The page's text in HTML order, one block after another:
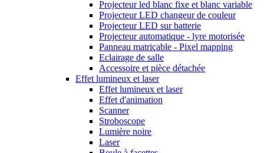
Projecteur led blanc fixe et blanc variable
Projecteur LED changeur de couleur
Projecteur LED sur batterie
Projecteur automatique - lyre motorisée
Panneau matriçable - Pixel mapping
Eclairage de salle
Accessoire et pièce détachée
Effet lumineux et laser
Effet lumineux et laser
Effet d'animation
Scanner
Stroboscope
Lumière noire
Laser